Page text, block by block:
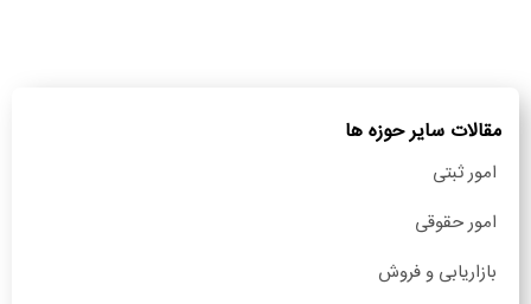
مقالات سایر حوزه ها
امور ثبتی
امور حقوقی
بازاریابی و فروش